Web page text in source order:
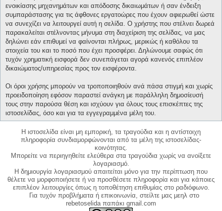
ενοικίασης μηχανημάτων και απόδοσης δικαιωμάτων ή σαν ένδειξη
συμπαράστασης για τις άφθονες εργατοώρες που έχουν αφιερωθεί ώστε
να συνεχίζει να λειτουργεί αυτή η σελίδα. Ο χρήστης που στέλνει δωρεά
παρακαλείται στέλνοντας μήνυμα στη διαχείριση της σελίδας, να μας
δηλώνει εάν επιθυμεί να φαίνονται πλήρως, μερικώς ή καθόλου τα
στοιχεία του και το ποσό που έχει προσφέρει. Δηλώνουμε σαφώς ότι
τυχόν χρηματική εισφορά δεν συνεπάγεται αγορά κανενός επιπλέον
δικαιώματος/υπηρεσίας προς τον εισφέροντα.
Οι όροι χρήσης μπορούν να τροποποιηθούν ανά πάσα στιγμή και χωρίς
προειδοποίηση εφόσον παραστεί ανάγκη με παράλληλη δημοσίευσή
τους στην παρούσα θέση και ισχύουν για όλους τους επισκέπτες της
ιστοσελίδας, όσο και για τα εγγεγραμμένα μέλη του.
Η ιστοσελίδα είναι μη εμπορική, τα τραγούδια και η αντίστοιχη
πληροφορία συνδιαμορφώνονται από τα μέλη της ιστοσελίδας-
κοινότητας.
Μπορείτε να περιηγηθείτε ελεύθερα στα τραγούδια χωρίς να ανοίξετε
λογαριασμό.
Η δημιουργία λογαριασμού απαιτείται μόνο για την περίπτωση που
θέλετε να μορφοποιήσετε ή να προσθέσετε πληροφορία και για κάποιες
επιπλέον λειτουργίες όπως η τοποθέτηση επιθυμίας στο ραδιόφωνο.
Για τυχόν προβλήματα ή επικοινωνία, στείλτε μας μεηλ στο
rebetoselida παπάκι gmail.com